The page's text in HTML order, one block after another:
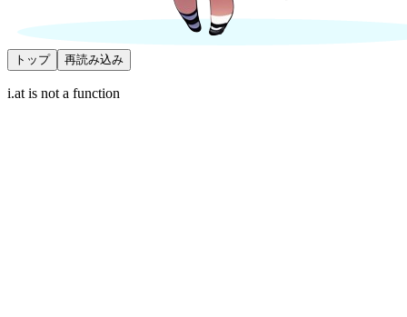
トップ 再読み込み
i.at is not a function